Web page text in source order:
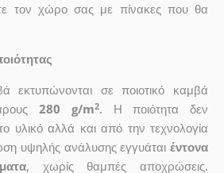
τον χώρο σας με πίνακες που θα
εκτυπώνονται σε ποιοτικό καμβά
280 g/m2. Η ποιότητα δεν
υλικό αλλά και από την τεχνολογία
υψηλής ανάλυσης εγγυάταιέντονα
, χωρίς θαμπές αποχρώσεις.